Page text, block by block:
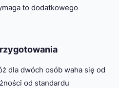
to dodatkowego
dla dwóch osób waha się od
od standardu